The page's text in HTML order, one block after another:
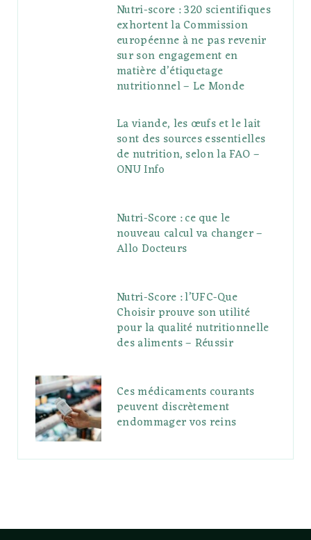
Nutri-score : 320 scientifiques
exhortent la Commission
européenne à ne pas revenir
sur son engagement en
matière d’étiquetage
nutritionnel – Le Monde
La viande, les œufs et le lait
sont des sources essentielles
de nutrition, selon la FAO –
ONU Info
Nutri-Score : ce que le
nouveau calcul va changer –
Allo Docteurs
Nutri-Score : l’UFC-Que
Choisir prouve son utilité
pour la qualité nutritionnelle
des aliments – Réussir
Ces médicaments courants
peuvent discrètement
endommager vos reins